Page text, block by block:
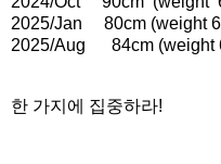
2025/Jan 80cm (weight
2025/Aug 84cm (weight
한 가지에 집중하라!